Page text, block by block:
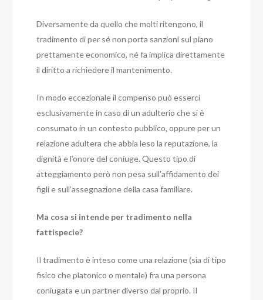
Diversamente da quello che molti ritengono, il
tradimento di per sé non porta sanzioni sul piano
prettamente economico, né fa implica direttamente
il diritto a richiedere il mantenimento.
In modo eccezionale il compenso può esserci
esclusivamente in caso di un adulterio che si è
consumato in un contesto pubblico, oppure per un
relazione adultera che abbia leso la reputazione, la
dignità e l’onore del coniuge. Questo tipo di
atteggiamento però non pesa sull’affidamento dei
figli e sull’assegnazione della casa familiare.
Ma cosa si intende per tradimento nella
fattispecie?
Il tradimento è inteso come una relazione (sia di tipo
fisico che platonico o mentale) fra una persona
coniugata e un partner diverso dal proprio. Il